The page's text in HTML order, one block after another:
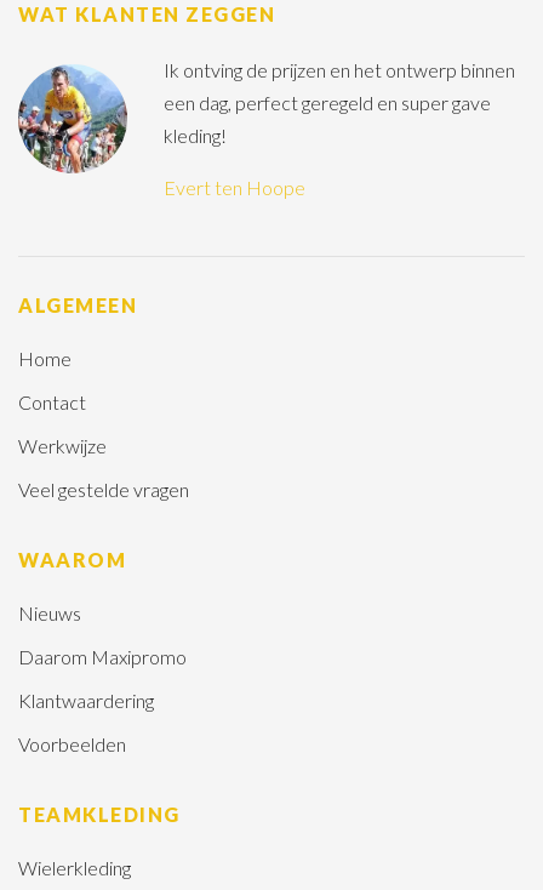
WAT KLANTEN ZEGGEN
Ik ontving de prijzen en het ontwerp binnen
een dag, perfect geregeld en super gave
kleding!
Evert ten Hoope
ALGEMEEN
Home
Contact
Werkwijze
Veel gestelde vragen
WAAROM
Nieuws
Daarom Maxipromo
Klantwaardering
Voorbeelden
TEAMKLEDING
Wielerkleding